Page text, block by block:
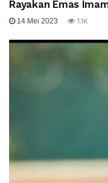
Rayakan Emas
14 Mei 2023 1.1K